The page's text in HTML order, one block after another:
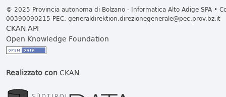
© 2025 Provincia autonoma di Bolzano - Informatica Alto Adige SPA •
00390090215 PEC: generaldirektion.direzionegenerale@pec.prov.bz.it
CKAN API
Open Knowledge Foundation
Realizzato conCKAN